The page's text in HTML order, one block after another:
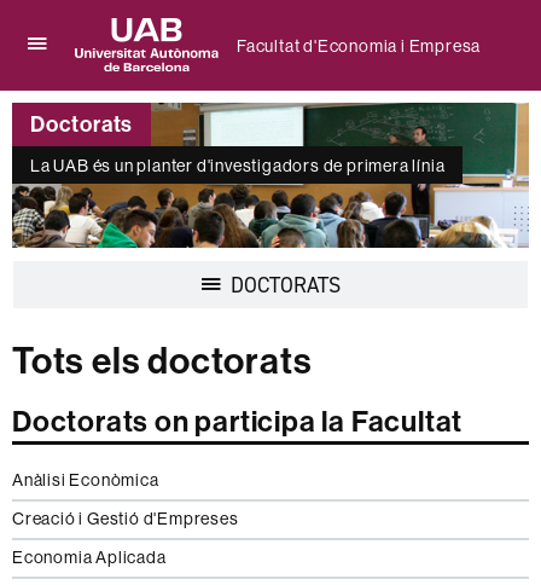
per
desplegar
el
menú
de
Facultat
d'Economia
i
Universitat
Autònoma
de
Barcelona
Facultat d'Economia i Empresa
Doctorats
La UAB és un planter d'investigadors de primera línia
DOCTORATSDesplegar
Tots els doctorats
Doctorats on participa la Facultat
Anàlisi Econòmica
Creació i Gestió d'Empreses
Economia Aplicada